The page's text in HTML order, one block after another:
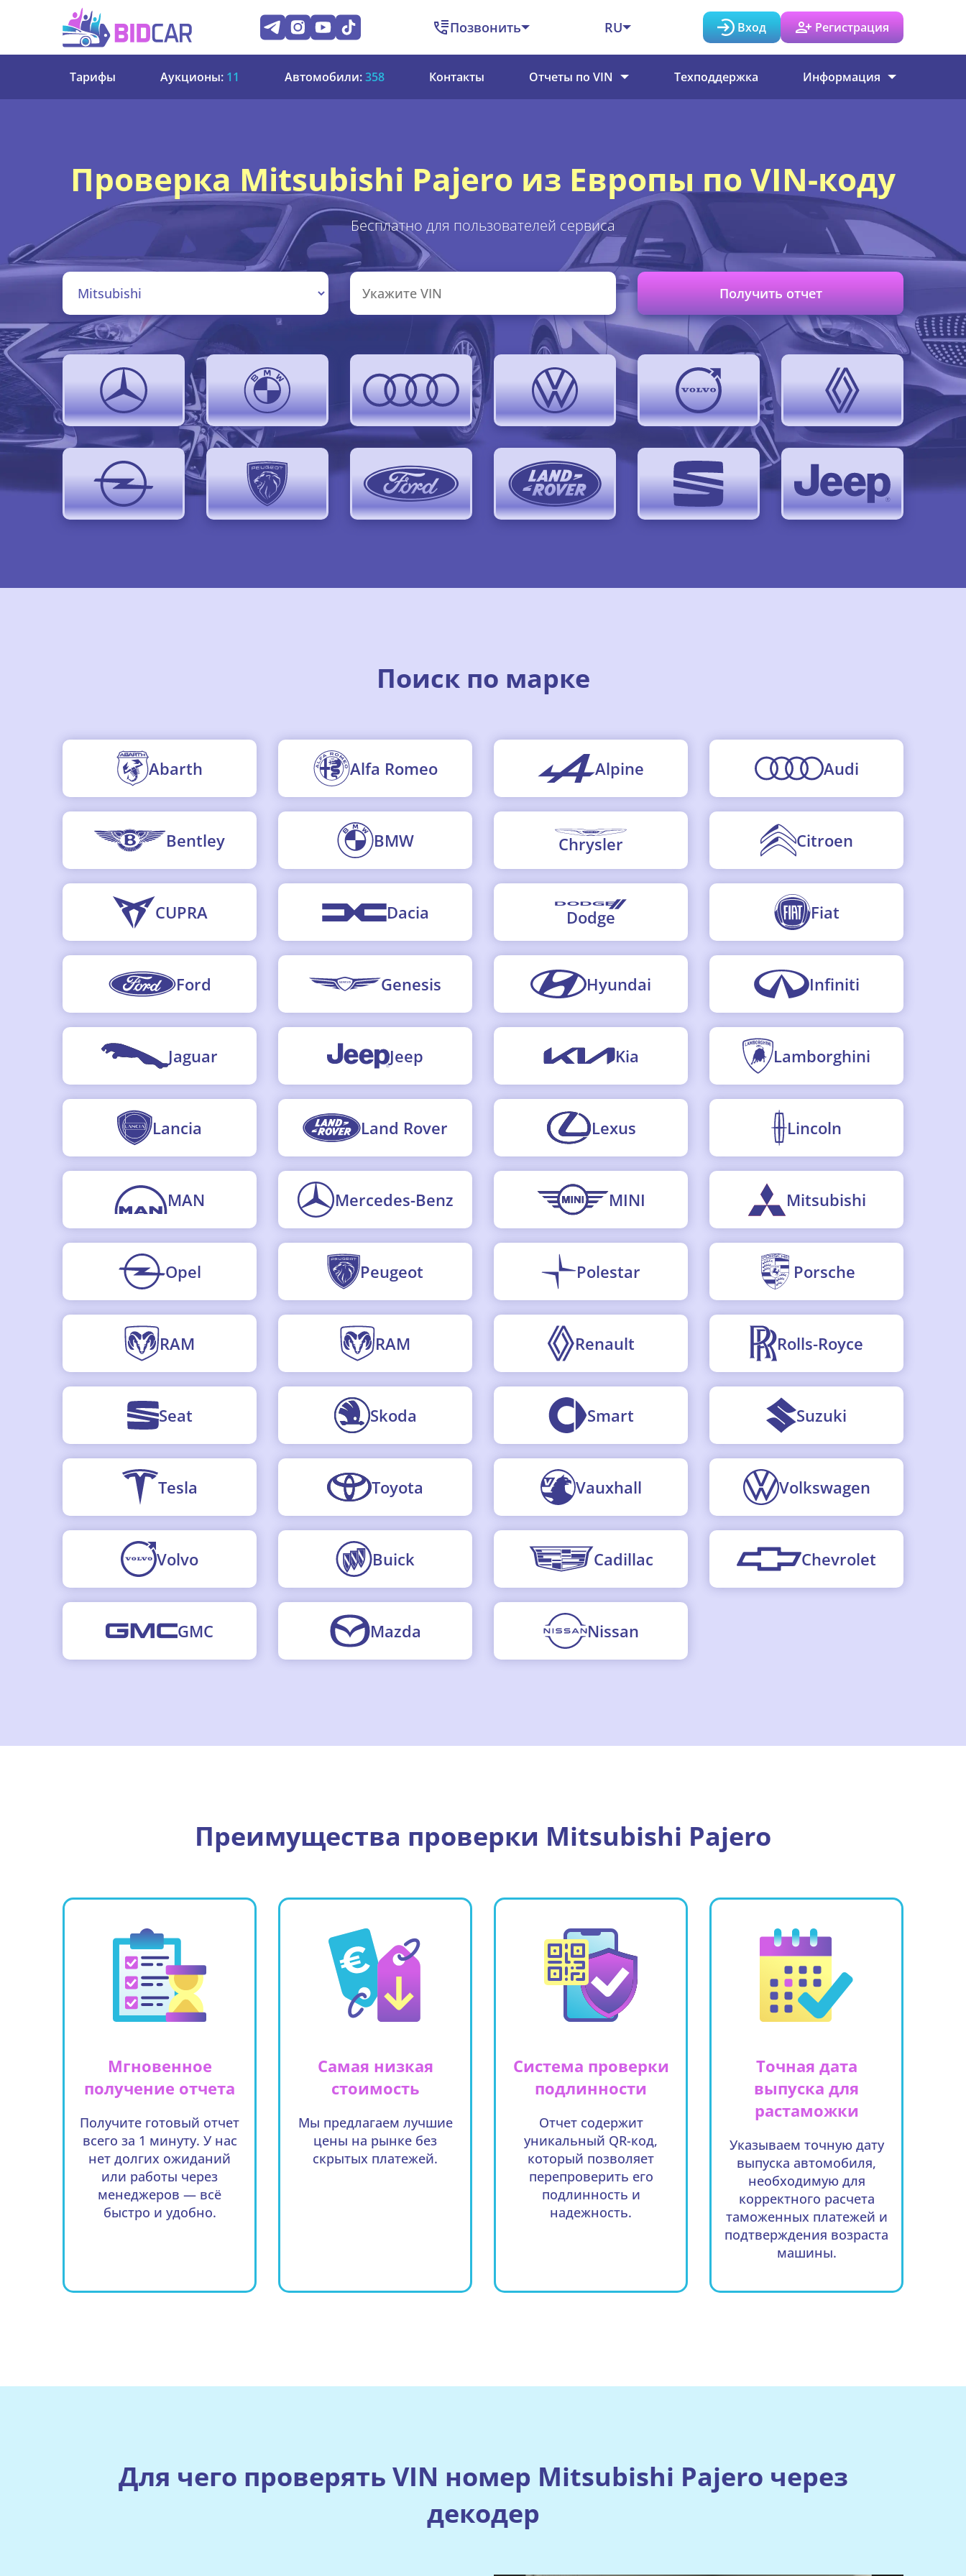
Позвонить RU Вход Регистрация
Тарифы Аукционы: 11 Автомобили:358 Контакты Отчеты по VIN Техподдержка Информация
Проверка Mitsubishi Pajero из Европы по VIN-коду
Бесплатно для пользователей сервиса
Получить отчет
Поиск по марке
Abarth Alfa Romeo Alpine Audi
Bentley BMW Chrysler Citroen
CUPRA Dacia Dodge Fiat
Ford Genesis Hyundai Infiniti
Jaguar Jeep Kia Lamborghini
Lancia Land Rover Lexus Lincoln
MAN Mercedes-Benz MINI Mitsubishi
Opel Peugeot Polestar Porsche
RAM RAM Renault Rolls-Royce
Seat Skoda Smart Suzuki
Tesla Toyota Vauxhall Volkswagen
Volvo Buick Cadillac Chevrolet
GMC Mazda Nissan
Преимущества проверки Mitsubishi Pajero
Мгновенное
получение отчета
Получите готовый отчет
всего за 1 минуту. У нас
нет долгих ожиданий
или работы через
менеджеров — всё
быстро и удобно.
Самая низкая
стоимость
Мы предлагаем лучшие
цены на рынке без
скрытых платежей.
Система проверки
подлинности
Отчет содержит
уникальный QR-код,
который позволяет
перепроверить его
подлинность и
надежность.
Точная дата
выпуска для
растаможки
Указываем точную дату
выпуска автомобиля,
необходимую для
корректного расчета
таможенных платежей и
подтверждения возраста
машины.
Для чего проверять VIN номер Mitsubishi Pajero через
декодер